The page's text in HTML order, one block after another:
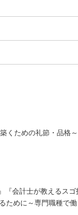
くための礼節・品格～
『会計士が教えるス
めに～専門職種で